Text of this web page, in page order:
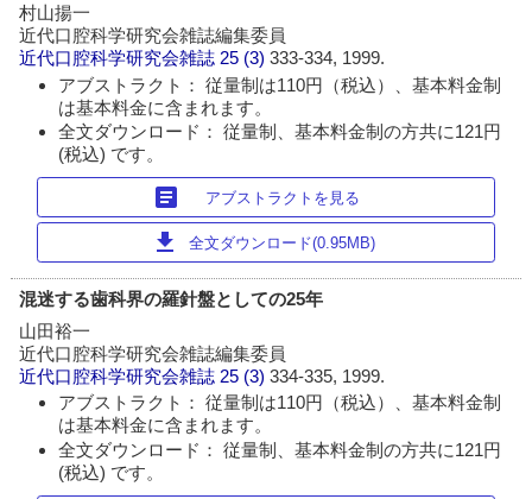
村山揚一
近代口腔科学研究会雑誌編集委員
近代口腔科学研究会雑誌 25 (3)333-334, 1999.
アブストラクト： 従量制は110円（税込）、基本料金制
は基本料金に含まれます。
全文ダウンロード： 従量制、基本料金制の方共に121円
(税込) です。
article アブストラクトを見る
download 全文ダウンロード(0.95MB)
混迷する歯科界の羅針盤としての25年
山田裕一
近代口腔科学研究会雑誌編集委員
近代口腔科学研究会雑誌 25 (3)334-335, 1999.
アブストラクト： 従量制は110円（税込）、基本料金制
は基本料金に含まれます。
全文ダウンロード： 従量制、基本料金制の方共に121円
(税込) です。